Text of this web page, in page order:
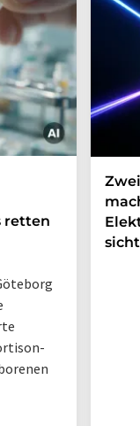
retten